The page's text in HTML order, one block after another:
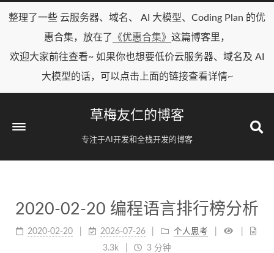
整理了一些 云服务器、域名、 AI 大模型、Coding Plan 的优
惠合集，放在了
《优惠合集》 这篇博客里，
欢迎大家前往查看~ 如果你也想要低价云服务器、域名及 AI
大模型的话，可以点击上面的链接查看详情~
草梅友仁的博客
专注于AI开发和全栈开发的博客
2020-02-20 编程语言排行榜分析
2020-02-20 2026-07-26
个人思考
3.3k
3 分钟